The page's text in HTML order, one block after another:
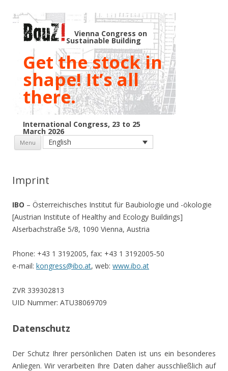
Vienna Congress on
Sustainable Building
Get the stock in
shape! It’s all
there.
International Congress, 23 to 25
March 2026
English
Menu Skip to content
Imprint
IBO – Österreichisches Institut für Baubiologie und -ökologie
[Austrian Institute of Healthy and Ecology Buildings]
Alserbachstraße 5/8, 1090 Vienna, Austria
Phone: +43 1 3192005, fax: +43 1 3192005-50
e-mail: kongress@ibo.at, web: www.ibo.at
ZVR 339302813
UID Nummer: ATU38069709
Datenschutz
Der Schutz Ihrer persönlichen Daten ist uns ein besonderes
Anliegen. Wir verarbeiten Ihre Daten daher ausschließlich auf